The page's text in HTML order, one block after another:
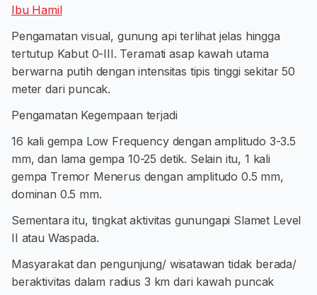
Ibu Hamil
Pengamatan visual, gunung api terlihat jelas hingga
tertutup Kabut 0-III. Teramati asap kawah utama
berwarna putih dengan intensitas tipis tinggi sekitar 50
meter dari puncak.
Pengamatan Kegempaan terjadi
16 kali gempa Low Frequency dengan amplitudo 3-3.5
mm, dan lama gempa 10-25 detik. Selain itu, 1 kali
gempa Tremor Menerus dengan amplitudo 0.5 mm,
dominan 0.5 mm.
Sementara itu, tingkat aktivitas gunungapi Slamet Level
II atau Waspada.
Masyarakat dan pengunjung/ wisatawan tidak berada/
beraktivitas dalam radius 3 km dari kawah puncak